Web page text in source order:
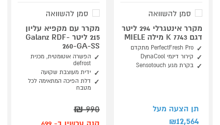
סמן להשוואה
מקרר אינטגרלי 294 ליטר
דגם K 7743 מילה MIELE
PerfectFresh Pro מתקדם
קירור דינמי DynaCool
בקרת מגע Sensotouch
תן הצעה מעל
₪12,564
סמן להשוואה
מקרר עם מקפיא עליון
215 ליטר Galanz RDF-
260-GA-SS
הפשרה אוטומטית, מכנית
defrost
ידית מעוצבת שקועה
דלת הפיכה המתאימה לכל
מטבח
990
₪